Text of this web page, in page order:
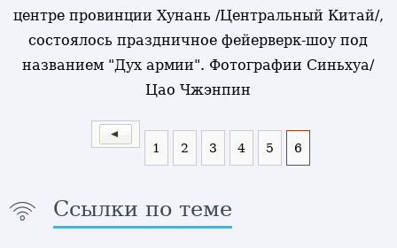
центре провинции Хунань /Центральный Китай/,
состоялось праздничное фейерверк-шоу под
названием "Дух армии". Фотографии Синьхуа/
Цао Чжэнпин
1 2 3 4 5 6
Ссылки по теме